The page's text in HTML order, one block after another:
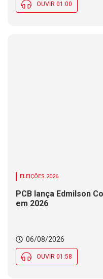
OUVIR 01:00
ELEIÇÕES 2026
PCB lança Edmilson
em 2026
06/08/2026
OUVIR 01:58